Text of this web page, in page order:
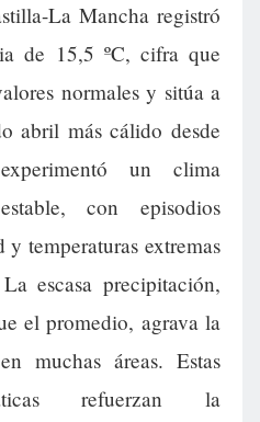
La Mancha registró
de 15,5 ºC, cifra que
normales y sitúa a
abril más cálido desde
un clima
con episodios
temperaturas extremas
escasa precipitación,
el promedio, agrava la
muchas áreas. Estas
refuerzan la